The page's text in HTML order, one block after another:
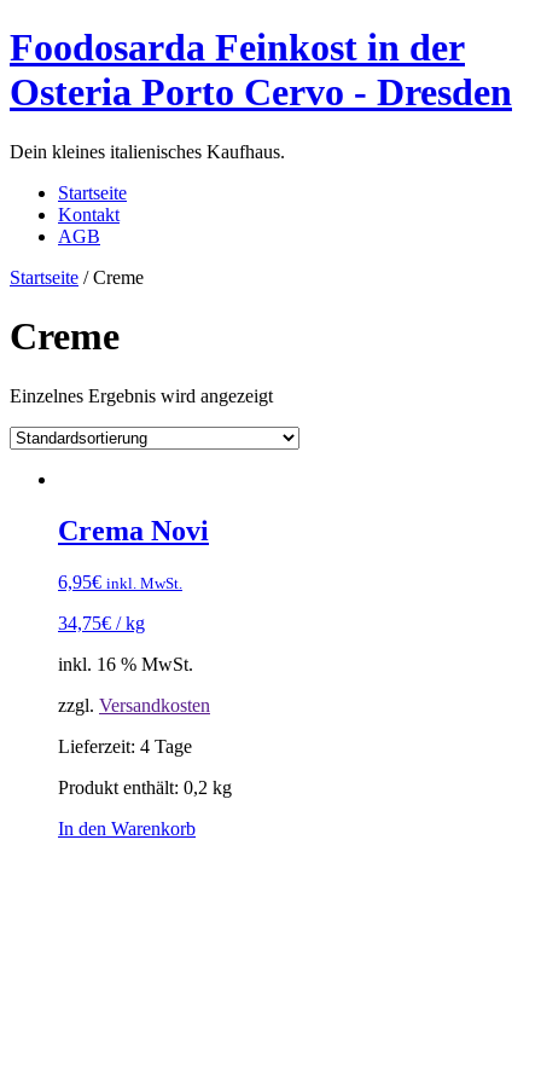
Foodosarda Feinkost in der
Osteria Porto Cervo - Dresden
Dein kleines italienisches Kaufhaus.
Startseite
Kontakt
AGB
Startseite / Creme
Creme
Einzelnes Ergebnis wird angezeigt
Crema Novi
6,95€ inkl. MwSt.
34,75€ /kg
inkl. 16 % MwSt.
zzgl. Versandkosten
Lieferzeit: 4 Tage
Produkt enthält: 0,2 kg
In den Warenkorb